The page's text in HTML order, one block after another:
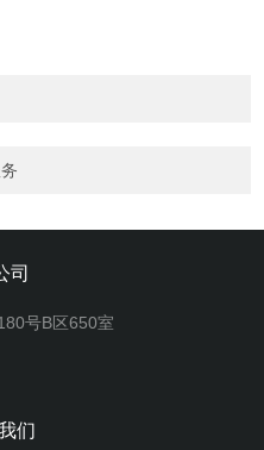
司
号B区650室
们